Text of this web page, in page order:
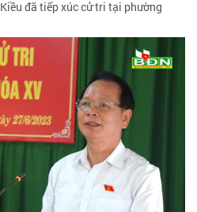
đã tiếp xúc cử tri tại phường